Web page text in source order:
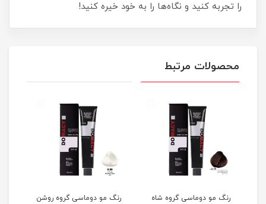
را تجربه کنید و نگاه‌ها را به خود خیره کنید!
محصولات مرتبط
رنگ مو دوماسی گروه شاه
رنگ مو دوماسی گروه روشن